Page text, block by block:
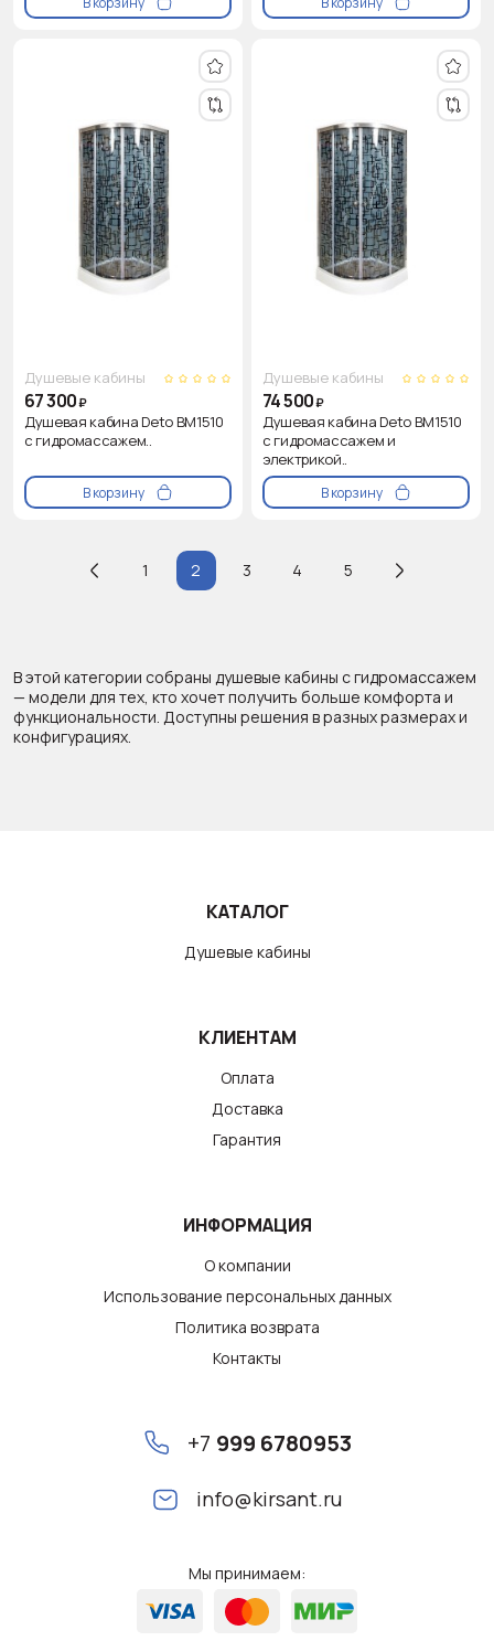
Душевые кабины
67 300₽
Душевая кабина Deto BM1510
с гидромассажем..
В корзину
Душевые кабины
74 500₽
Душевая кабина Deto BM1510
с гидромассажем и
электрикой..
В корзину
1 2 3 4 5
В этой категории собраны душевые кабины с гидромассажем
— модели для тех, кто хочет получить больше комфорта и
функциональности. Доступны решения в разных размерах и
конфигурациях.
КАТАЛОГ
Душевые кабины
КЛИЕНТАМ
Оплата
Доставка
Гарантия
ИНФОРМАЦИЯ
О компании
Использование персональных данных
Политика возврата
Контакты
+7 999 6780953
info@kirsant.ru
Мы принимаем: